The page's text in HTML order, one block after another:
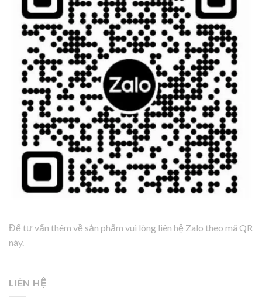
Để tư vấn thêm về sản phẩm vui lòng liên hệ Zalo theo mã QR
này.
LIÊN HỆ